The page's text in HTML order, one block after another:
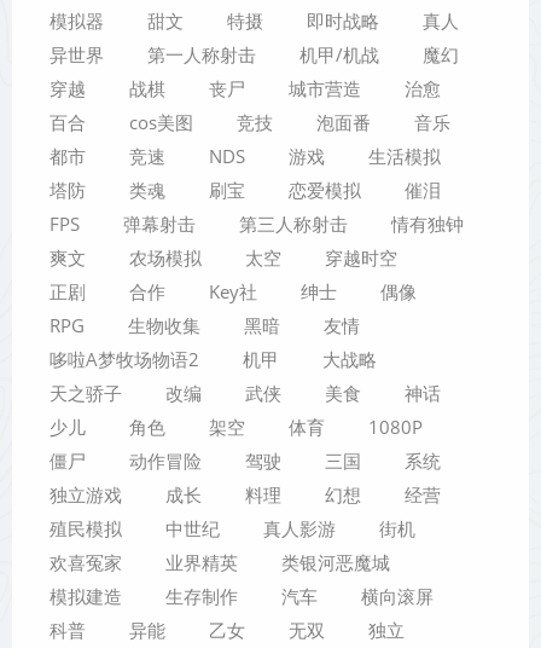
模拟器
甜文 特摄 即时战略
真人
异世界
第一人称射击 机甲/机战
魔幻
穿越
战棋 丧尸 城市营造
治愈
百合
cos美图 竞技 泡面番
音乐
都市
竞速 NDS 游戏
生活模拟
塔防
类魂 刷宝 恋爱模拟
催泪
FPS
弹幕射击 第三人称射击
情有独钟
爽文
农场模拟 太空
穿越时空
正剧
合作 Key社 绅士
偶像
RPG
生物收集 黑暗
友情
哆啦A梦牧场物语2
机甲
大战略
天之骄子
改编 武侠 美食
神话
少儿
角色 架空 体育
1080P
僵尸
动作冒险 驾驶 三国
系统
独立游戏
成长 料理 幻想
经营
殖民模拟
中世纪 真人影游
街机
欢喜冤家
业界精英
类银河恶魔城
模拟建造
生存制作 汽车
横向滚屏
科普
异能 乙女 无双
独立